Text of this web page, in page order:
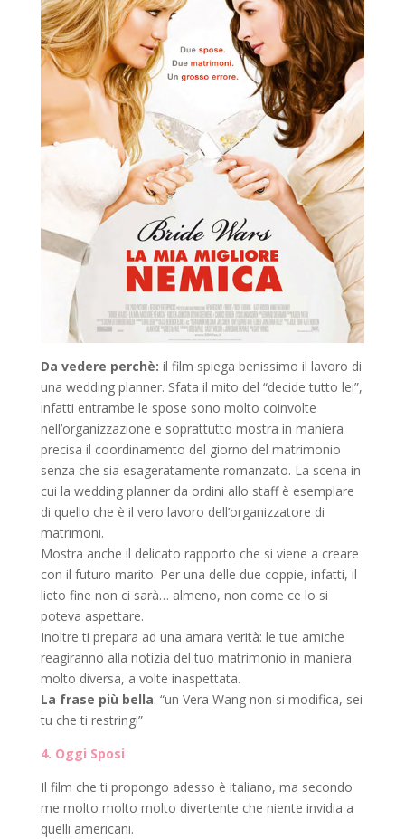
Da vedere perchè: il film spiega benissimo il lavoro di
una wedding planner. Sfata il mito del “decide tutto lei”,
infatti entrambe le spose sono molto coinvolte
nell’organizzazione e soprattutto mostra in maniera
precisa il coordinamento del giorno del matrimonio
senza che sia esageratamente romanzato. La scena in
cui la wedding planner da ordini allo staff è esemplare
di quello che è il vero lavoro dell’organizzatore di
matrimoni.
Mostra anche il delicato rapporto che si viene a creare
con il futuro marito. Per una delle due coppie, infatti, il
lieto fine non ci sarà… almeno, non come ce lo si
poteva aspettare.
Inoltre ti prepara ad una amara verità: le tue amiche
reagiranno alla notizia del tuo matrimonio in maniera
molto diversa, a volte inaspettata.
La frase più bella: “un Vera Wang non si modifica, sei
tu che ti restringi”
4. Oggi Sposi
Il film che ti propongo adesso è italiano, ma secondo
me molto molto molto divertente che niente invidia a
quelli americani.